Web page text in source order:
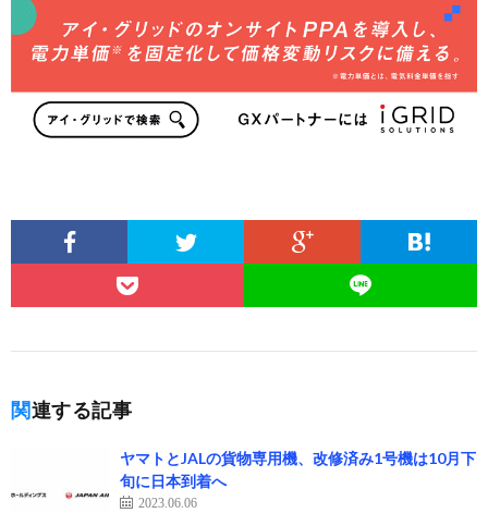
関連する記事
ヤマトとJALの貨物専用機、改修済み1号機は10月下
旬に日本到着へ
2023.06.06